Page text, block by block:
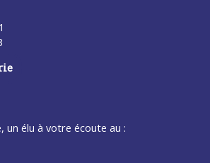
un élu à votre écoute au :